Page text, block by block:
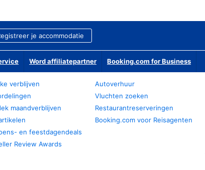
je accommodatie
Word affiliatepartner Booking.com for Business
verblijven
maandverblijven
en feestdagendeals
Review Awards
Autoverhuur
Vluchten zoeken
Restaurantreserveringen
Booking.com voor Reisagenten